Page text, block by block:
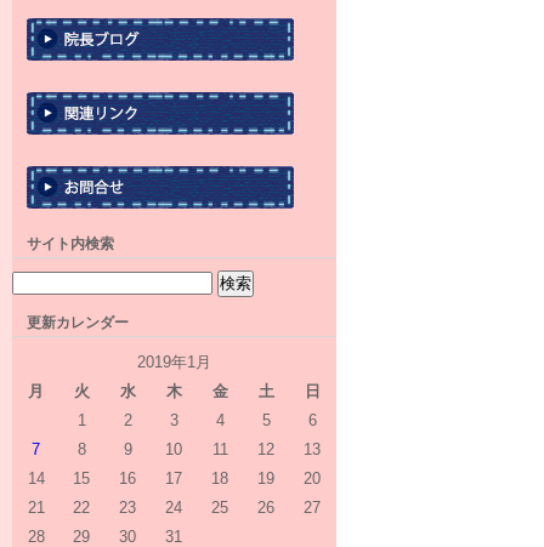
サイト内検索
更新カレンダー
2019年1月
月
火 水 木 金 土
日
1
2 3 4 5
6
7
8 9 10 11 12
13
14
15 16 17 18 19
20
21
22 23 24 25 26
27
28
29 30
31